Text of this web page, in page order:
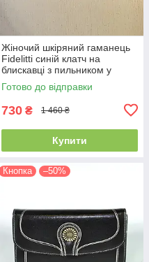
Жіночий шкіряний гаманець
Fidelitti синій клатч на
блискавці з пильником у
комплекті
Готово до відправки
730 ₴ 1 460 ₴
Купити
Кнопка –50%